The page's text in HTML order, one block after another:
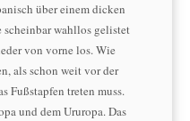
über einem dicken
wahllos gelistet
von vorne los. Wie
als schon weit vor der
Fußstapfen treten muss.
und dem Ururopa. Das